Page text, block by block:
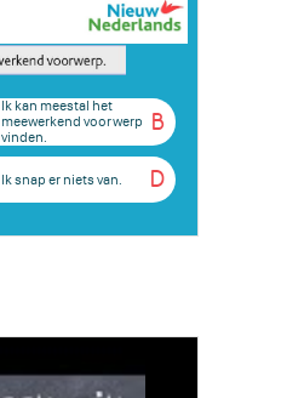
B
Ik kan meestal het
meewerkend voorwerp
vinden.
D
Ik snap er niets van.